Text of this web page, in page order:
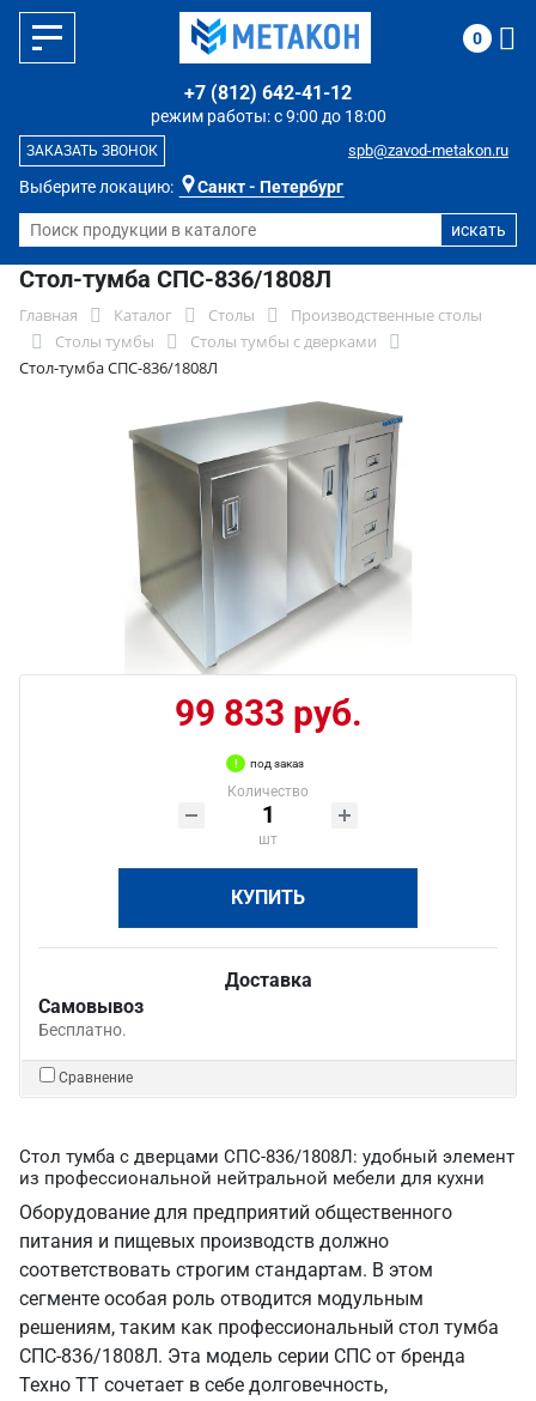
Выберите локацию: Санкт - Петербург
режим работы: с 9:00 до 18:00
+7 (812) 642-41-12
spb@zavod-metakon.ru
ЗАКАЗАТЬ ЗВОНОК
0
Стол-тумба СПС-836/1808Л
Главная Каталог Столы
Производственные столы
Столы тумбы
Столы тумбы с дверками
Стол-тумба СПС-836/1808Л
99 833 руб.
под заказ
Количество
шт
КУПИТЬ
Доставка
Самовывоз
Бесплатно.
Сравнение
Стол тумба с дверцами СПС-836/1808Л: удобный элемент
из профессиональной нейтральной мебели для кухни
Оборудование для предприятий общественного
питания и пищевых производств должно
соответствовать строгим стандартам. В этом
сегменте особая роль отводится модульным
решениям, таким как профессиональный стол тумба
СПС-836/1808Л. Эта модель серии СПС от бренда
Техно ТТ сочетает в себе долговечность,